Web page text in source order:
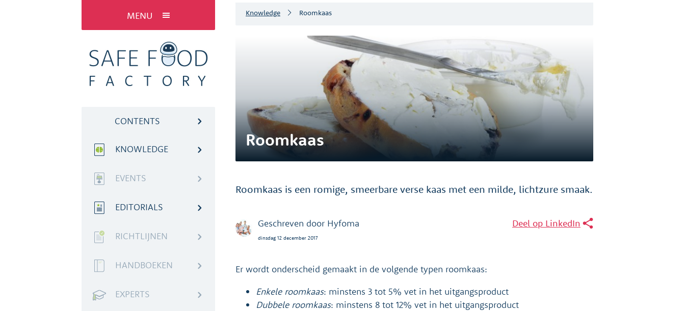
MENU
CONTENTS
KNOWLEDGE
EVENTS
EDITORIALS
RICHTLIJNEN
HANDBOEKEN
EXPERTS
Knowledge Roomkaas
Roomkaas
Roomkaas is een romige, smeerbare verse kaas met een milde, lichtzure smaak.
Geschreven door Hyfoma
dinsdag 12 december 2017
Deel op LinkedIn
Er wordt onderscheid gemaakt in de volgende typen roomkaas:
Enkele roomkaas: minstens 3 tot 5% vet in het uitgangsproduct
Dubbele roomkaas: minstens 8 tot 12% vet in het uitgangsproduct